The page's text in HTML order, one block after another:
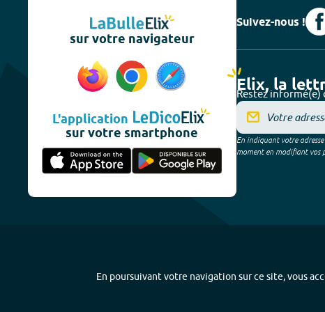
sur votre navigateur
L'application
sur votre smartphone
Suivez-nous !
Elix, la
Restez informé(e)
En indiquant votre
moment en modifiant vos
En poursuivant votre navigation sur ce site, vous